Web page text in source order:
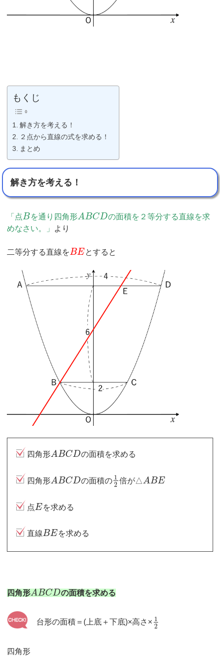
もくじ
解き方を考える！
２点から直線の式を求める！
まとめ
解き方を考える！
「点 Bを通り四角形A BCDの面積を２等分する直線を求
めなさい。」 より
二等分する直線をBE とすると
四角形ABCDの面積を求める
四角形ABCDの面積の 1
2
倍が△ABE
点E を求める
直線BE を求める
四角形ABCDの面積を求める
台形の面積＝(上底＋下底)×高さ× 1
2
四角形